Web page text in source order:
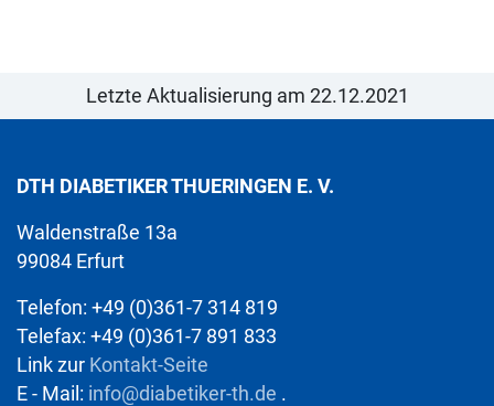
Letzte Aktualisierung am 22.12.2021
DTH DIABETIKER THUERINGEN E. V.
Waldenstraße 13a
99084 Erfurt
Telefon: +49 (0)361-7 314 819
Telefax: +49 (0)361-7 891 833
Link zur Kontakt-Seite
E - Mail: info@diabetiker-th.de .